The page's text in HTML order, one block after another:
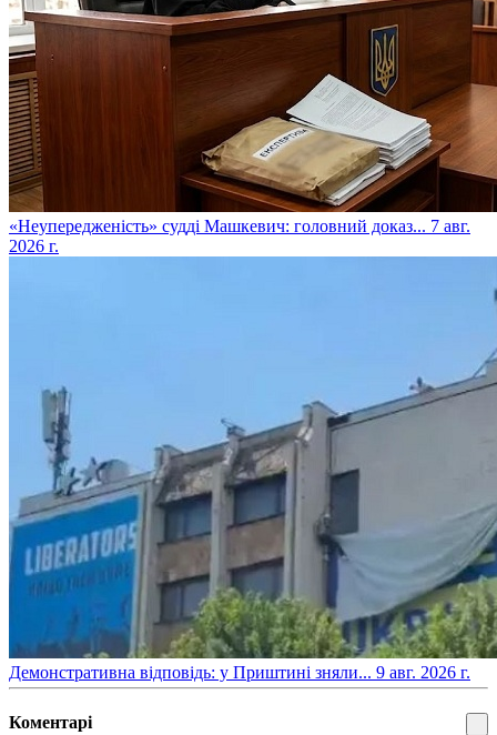
​«Неупередженість» судді Машкевич: головний доказ... 7 авг.
2026 г.
​Демонстративна відповідь: у Приштині зняли... 9 авг. 2026 г.
Коментарі